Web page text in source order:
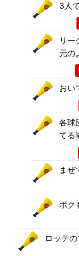
3人
リ
元の
おい
各球
てる
まぜ
ボク
ロッテ